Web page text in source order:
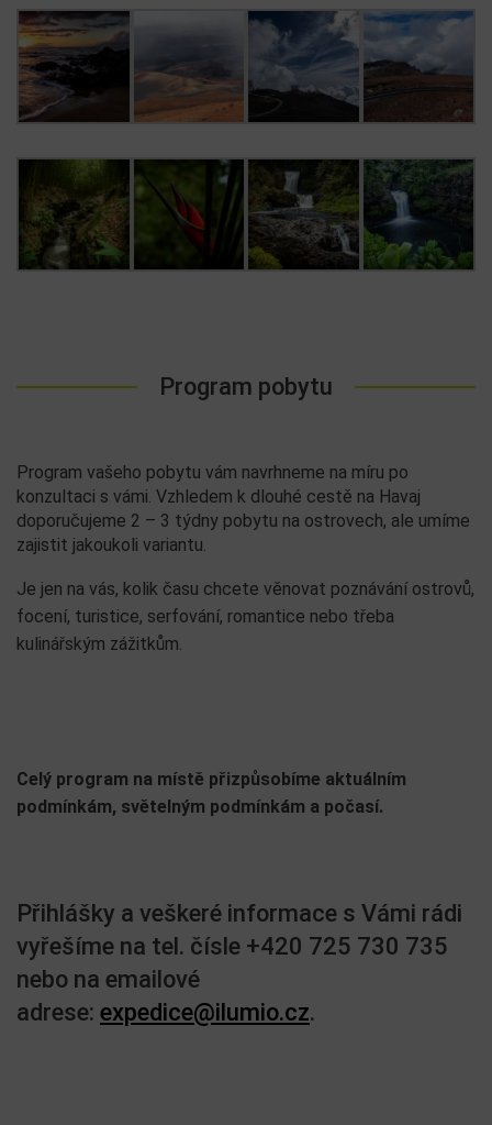
Program pobytu
Program vašeho pobytu vám navrhneme na míru po
konzultaci s vámi. Vzhledem k dlouhé cestě na Havaj
doporučujeme 2 – 3 týdny pobytu na ostrovech, ale umíme
zajistit jakoukoli variantu.
Je jen na vás, kolik času chcete věnovat poznávání ostrovů,
focení, turistice, serfování, romantice nebo třeba
kulinářským zážitkům.
Celý program na místě přizpůsobíme aktuálním
podmínkám, světelným podmínkám a počasí.
Přihlášky a veškeré informace s Vámi rádi
vyřešíme na tel. čísle +420 725 730 735
nebo na emailové
adrese: expedice@ilumio.cz.